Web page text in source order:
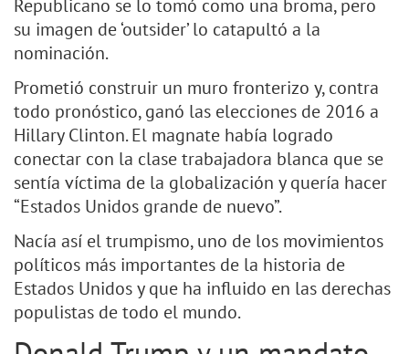
Republicano se lo tomó como una broma, pero
su imagen de ‘outsider’ lo catapultó a la
nominación.
Prometió construir un muro fronterizo y, contra
todo pronóstico, ganó las elecciones de 2016 a
Hillary Clinton. El magnate había logrado
conectar con la clase trabajadora blanca que se
sentía víctima de la globalización y quería hacer
“Estados Unidos grande de nuevo”.
Nacía así el trumpismo, uno de los movimientos
políticos más importantes de la historia de
Estados Unidos y que ha influido en las derechas
populistas de todo el mundo.